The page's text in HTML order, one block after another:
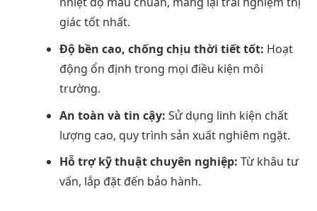
giác tốt nhất.
Độ bền cao, chống chịu thời tiết tốt: Hoạt
động ổn định trong mọi điều kiện môi
trường.
An toàn và tin cậy: Sử dụng linh kiện chất
lượng cao, quy trình sản xuất nghiêm ngặt.
Hỗ trợ kỹ thuật chuyên nghiệp: Từ khâu tư
vấn, lắp đặt đến bảo hành.